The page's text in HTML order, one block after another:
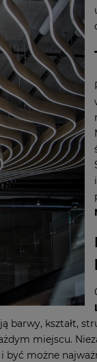
barwy, kształt,
miejscu.
być możne